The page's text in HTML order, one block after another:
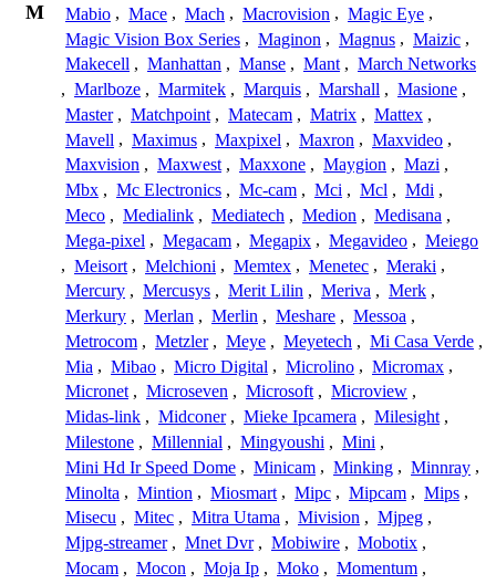
M Mabio , Mace , Mach , Macrovision , Magic Eye ,
Magic Vision Box Series , Maginon , Magnus , Maizic ,
Makecell , Manhattan , Manse , Mant , March Networks
, Marlboze , Marmitek , Marquis , Marshall , Masione ,
Master , Matchpoint , Matecam , Matrix , Mattex ,
Mavell , Maximus , Maxpixel , Maxron , Maxvideo ,
Maxvision , Maxwest , Maxxone , Maygion , Mazi ,
Mbx , Mc Electronics , Mc-cam , Mci , Mcl , Mdi ,
Meco , Medialink , Mediatech , Medion , Medisana ,
Mega-pixel , Megacam , Megapix , Megavideo , Meiego
, Meisort , Melchioni , Memtex , Menetec , Meraki ,
Mercury , Mercusys , Merit Lilin , Meriva , Merk ,
Merkury , Merlan , Merlin , Meshare , Messoa ,
Metrocom , Metzler , Meye , Meyetech , Mi Casa Verde ,
Mia , Mibao , Micro Digital , Microlino , Micromax ,
Micronet , Microseven , Microsoft , Microview ,
Midas-link , Midconer , Mieke Ipcamera , Milesight ,
Milestone , Millennial , Mingyoushi , Mini ,
Mini Hd Ir Speed Dome , Minicam , Minking , Minnray ,
Minolta , Mintion , Miosmart , Mipc , Mipcam , Mips ,
Misecu , Mitec , Mitra Utama , Mivision , Mjpeg ,
Mjpg-streamer , Mnet Dvr , Mobiwire , Mobotix ,
Mocam , Mocon , Moja Ip , Moko , Momentum ,